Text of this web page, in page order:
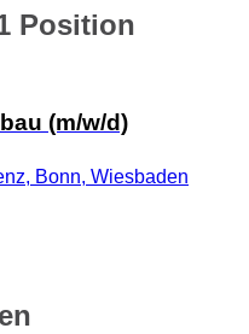
Position
(m/w/d)
Bonn, Wiesbaden